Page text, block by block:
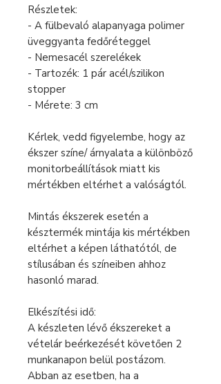
Részletek:
- A fülbevaló alapanyaga polimer
üveggyanta fedőréteggel
- Nemesacél szerelékek
- Tartozék: 1 pár acél/szilikon
stopper
- Mérete: 3 cm
Kérlek, vedd figyelembe, hogy az
ékszer színe/ árnyalata a különböző
monitorbeállítások miatt kis
mértékben eltérhet a valóságtól.
Mintás ékszerek esetén a
késztermék mintája kis mértékben
eltérhet a képen láthatótól, de
stílusában és színeiben ahhoz
hasonló marad.
Elkészítési idő:
A készleten lévő ékszereket a
vételár beérkezését követően 2
munkanapon belül postázom.
Abban az esetben, ha a